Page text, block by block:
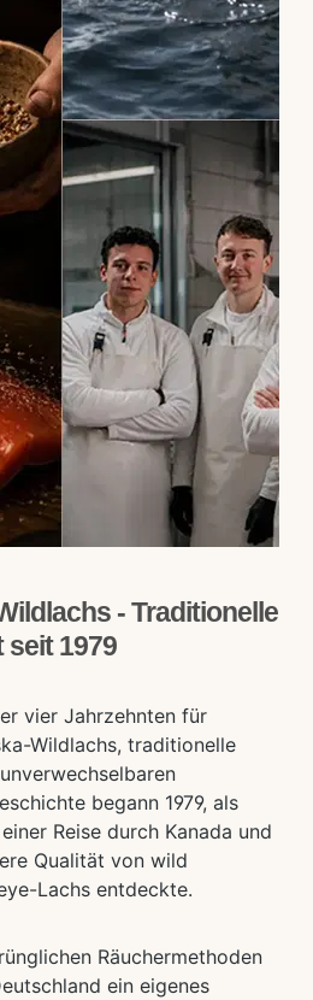
- Traditionelle
1979
vier Jahrzehnten für
Wildlachs, traditionelle
begann 1979, als
Reise durch Kanada und
Qualität von wild
Lachs entdeckte.
Räuchermethoden
ein eigenes